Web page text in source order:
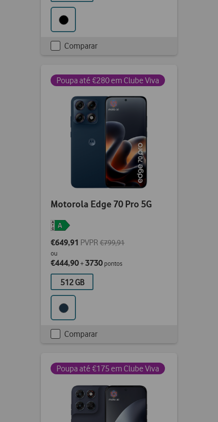
Checkbox
Comparar
Poupa até €280 em Clube Viva
Motorola Edge 70 Pro 5G
€649,91 PVPR €799,91
ou
€444,90+3730 pontos
512 GB
Checkbox
Comparar
Poupa até €175 em Clube Viva